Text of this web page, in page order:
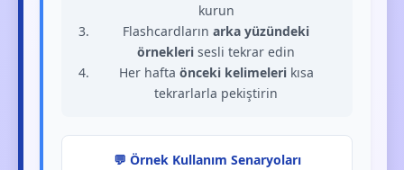
kurun
Flashcardlarınarka yüzündeki
örnekleri sesli tekrar edin
Her hafta önceki kelimelerikısa
tekrarlarla pekiştirin
💬 Örnek Kullanım Senaryoları